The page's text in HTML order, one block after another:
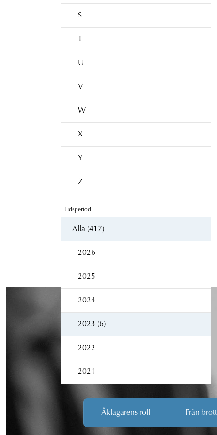
S
T
U
V
W
X
Y
Z
Tidsperiod
Alla (417)
2026
2025
2024
2023 (6)
2022
2021
Åklagarens roll Från